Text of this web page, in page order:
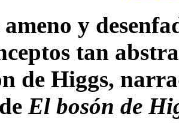
y
tan
de Higgs,
El bosón de